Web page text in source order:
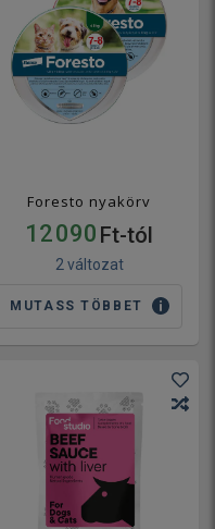
Foresto nyakörv
12 090 Ft-tól
2 változat
MUTASS TÖBBET